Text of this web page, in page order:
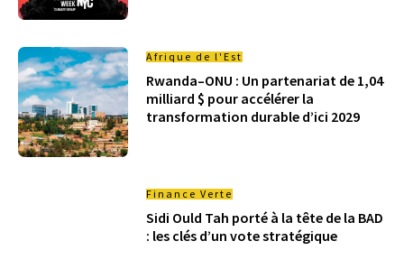
Afrique de l'Est
Rwanda–ONU : Un partenariat de 1,04
milliard $ pour accélérer la
transformation durable d’ici 2029
Finance Verte
Sidi Ould Tah porté à la tête de la BAD
: les clés d’un vote stratégique